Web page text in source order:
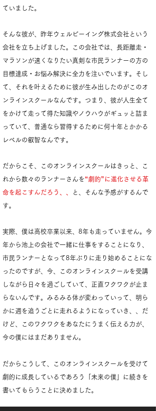
ていました。
そんな彼が、昨年 ウェルビーイング株式会社という
会社を立ち上げました。この会社では、長距離走・
マラソンが速くなりたい真剣な市民ランナーの方の
目標達成・お悩み解決に全力を注いでいます。そし
て、それを叶えるために彼が生み出したのがこのオ
ンラインスクールなんです。つまり、彼が人生全て
をかけて走って得た知識やノウハウがギュッと詰ま
っていて、普通なら習得するために何十年とかかる
レベルの叡智なんです。
だからこそ、このオンラインス クールはきっと、こ
れから数々のランナーさんを“劇的”に進化させる革
命を起こすんだろう、、 と、そんな予感がするんで
す。
実際、僕は高校卒業以来、8年も走っていません。今
年から池上の会社で一緒に仕事をすることになり、
市民ランナーとなって8年ぶりに走り始めることにな
ったのですが、今、このオンラインスクールを受講
しながら日々を過ごしていて、正直ワクワクが止ま
らないんです。みるみる体が変わっていって、明ら
かに週を追うごとに走れるようになっていき、、だ
けど、このワクワクをあなたにうまく伝える力が、
今の僕にはまだありません。
だからこうして、このオンラインスクールを受けて
劇的に成長しているであろう「未来の僕」に続きを
書いてもらうことに決めました。